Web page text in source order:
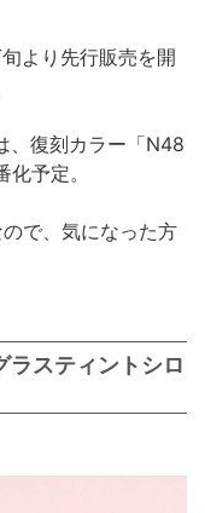
より先行販売を開
、復刻カラー「N48
予定。
で、気になった方
ラスティントシロ